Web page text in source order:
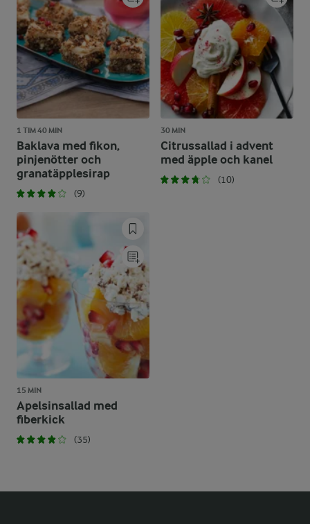
1 TIM 40 MIN
Baklava med fikon,
pinjenötter och
granatäpplesirap
(9)
30 MIN
Citrussallad i advent
med äpple och kanel
(10)
15 MIN
Apelsinsallad med
fiberkick
(35)